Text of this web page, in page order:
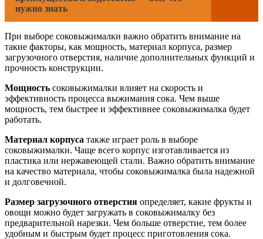
нужно знать
При выборе соковыжималки важно обратить внимание на
такие факторы, как мощность, материал корпуса, размер
загрузочного отверстия, наличие дополнительных функций и
прочность конструкции.
Мощность соковыжималки влияет на скорость и
эффективность процесса выжимания сока. Чем выше
мощность, тем быстрее и эффективнее соковыжималка будет
работать.
Материал корпуса также играет роль в выборе
соковыжималки. Чаще всего корпус изготавливается из
пластика или нержавеющей стали. Важно обратить внимание
на качество материала, чтобы соковыжималка была надежной
и долговечной.
Размер загрузочного отверстия определяет, какие фрукты и
овощи можно будет загружать в соковыжималку без
предварительной нарезки. Чем больше отверстие, тем более
удобным и быстрым будет процесс приготовления сока.